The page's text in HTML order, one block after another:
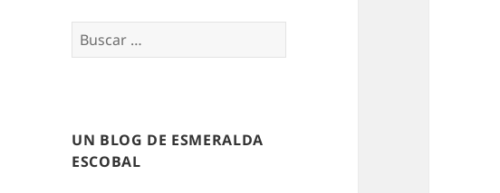
Buscar:
UN BLOG DE ESMERALDA
ESCOBAL